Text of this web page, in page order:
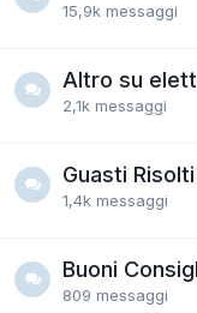
15,9k messaggi
Altro su
2,1k messaggi
Guasti
1,4k messaggi
Buoni
809 messaggi